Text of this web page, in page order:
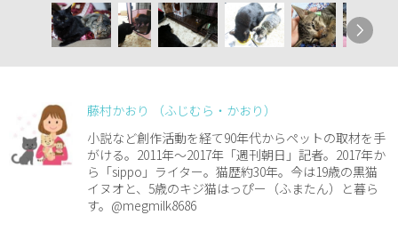
藤村かおり （ふじむら・かおり）
小説など創作活動を経て90年代からペットの取材を手
がける。2011年～2017年「週刊朝日」記者。2017年か
ら「sippo」ライター。猫歴約30年。今は19歳の黒猫
イヌオと、5歳のキジ猫はっぴー（ふまたん）と暮ら
す。@megmilk8686